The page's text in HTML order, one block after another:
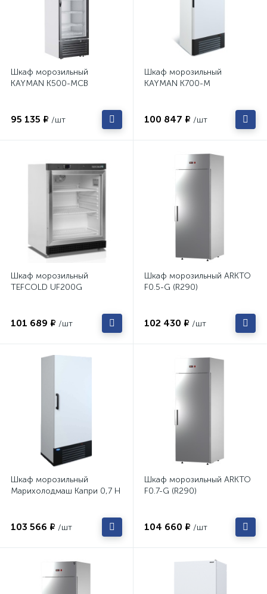
Шкаф морозильный
KAYMAN К500-МСВ
95 135 ₽ /шт
Шкаф морозильный
KAYMAN К700-М
100 847 ₽ /шт
Шкаф морозильный
TEFCOLD UF200G
101 689 ₽ /шт
Шкаф морозильный ARKTO
F0.5-G (R290)
102 430 ₽ /шт
Шкаф морозильный
Марихолодмаш Капри 0,7 Н
103 566 ₽ /шт
Шкаф морозильный ARKTO
F0.7-G (R290)
104 660 ₽ /шт